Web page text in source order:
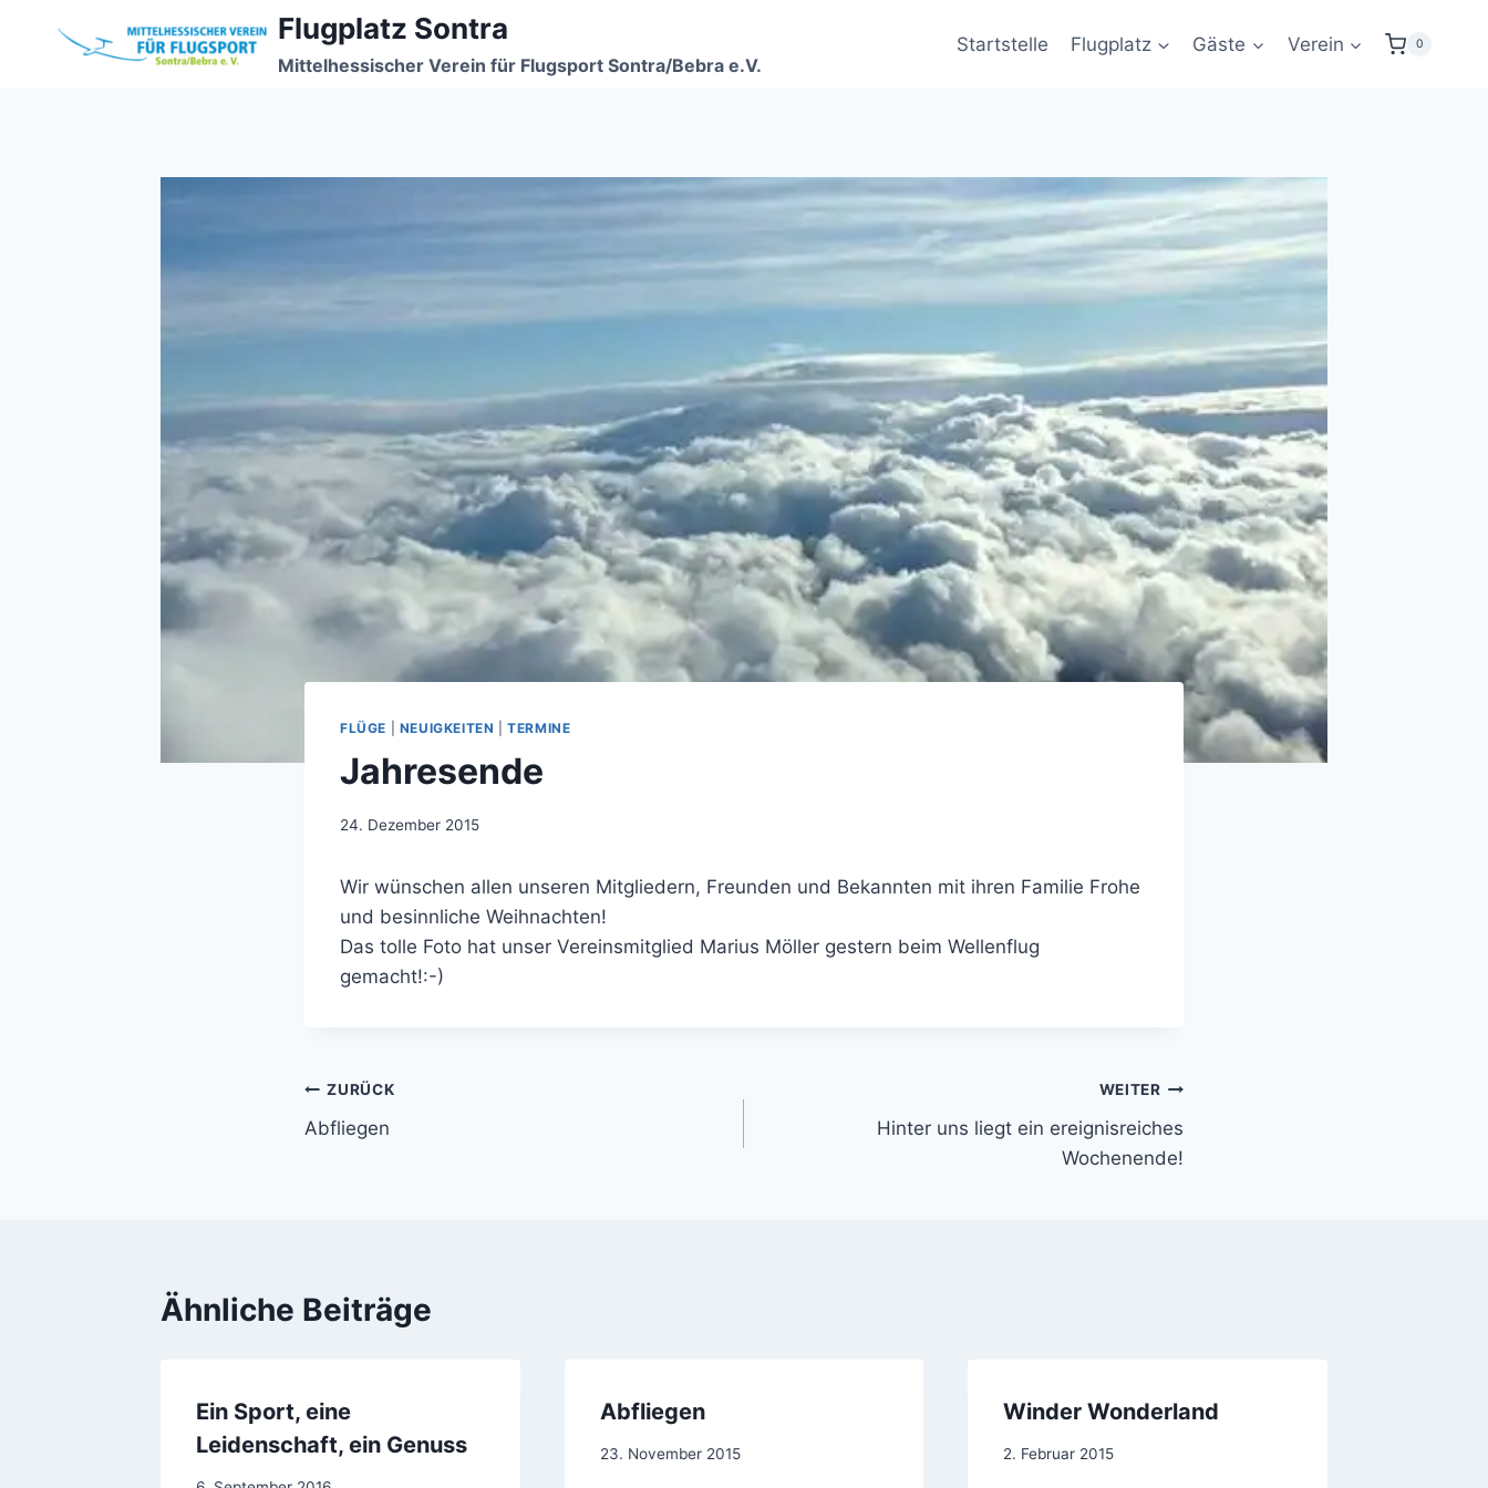
Flugplatz Sontra
Mittelhessischer Verein für Flugsport Sontra/Bebra e.V.
Startstelle Flugplatz Gäste Verein 0
FLÜGE NEUIGKEITEN |TERMINE
Jahresende
Von
24. Dezember 2015
Wir wünschen allen unseren Mitgliedern, Freunden und Bekannten mit ihren Familie Frohe
und besinnliche Weihnachten!
Das tolle Foto hat unser Vereinsmitglied Marius Möller gestern beim Wellenflug
gemacht!:-)
Beitragsnavigation
ZURÜCK
Abfliegen
WEITER
Hinter uns liegt ein ereignisreiches
Wochenende!
Ähnliche Beiträge
Ein Sport, eine
Leidenschaft, ein Genuss
Abfliegen
Von
23. November 2015
Winder Wonderland
Von
2. Februar 2015